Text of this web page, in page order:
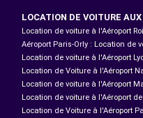
LOCATION DE VOITURE
Location de voiture à l'Aéroport
Aéroport Paris-Orly : Location de
Location de voiture à l'Aéroport
Location de Voiture à l'Aéroport
Location de voiture à l'Aéroport
Location de voiture à l'Aéroport
Location de Voiture à l'Aéroport